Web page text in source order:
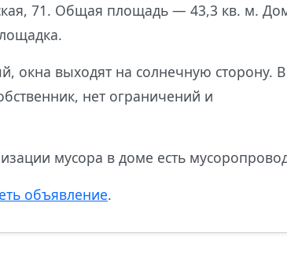
71. Общая площадь — 43,3 кв. м.
окна выходят на солнечную сторону. В
нет ограничений и
мусора в доме есть
объявление.